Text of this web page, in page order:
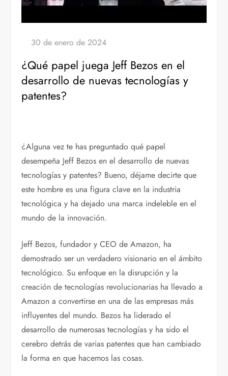
¿Qué papel juega Jeff Bezos en el
desarrollo de nuevas tecnologías y
patentes?
¿Alguna vez te has preguntado qué papel
desempeña Jeff Bezos en el desarrollo de nuevas
tecnologías y patentes? Bueno, déjame decirte que
este hombre es una figura clave en la industria
tecnológica y ha dejado una marca indeleble en el
mundo de la innovación.
Jeff Bezos, fundador y CEO de Amazon, ha
demostrado ser un verdadero visionario en el ámbito
tecnológico. Su enfoque en la disrupción y la
creación de tecnologías revolucionarias ha llevado a
Amazon a convertirse en una de las empresas más
influyentes del mundo. Bezos ha liderado el
desarrollo de numerosas tecnologías y ha sido el
cerebro detrás de varias patentes que han cambiado
la forma en que hacemos las cosas.